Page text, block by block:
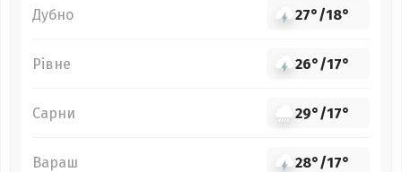
Дубно 27°/18°
Рівне 26°/17°
Сарни 29°/17°
Вараш 28°/17°